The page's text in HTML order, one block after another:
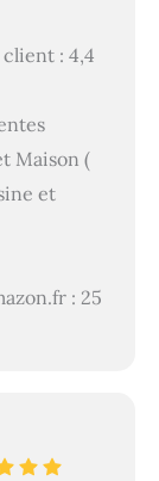
: 4,4
Maison (
et
: 25